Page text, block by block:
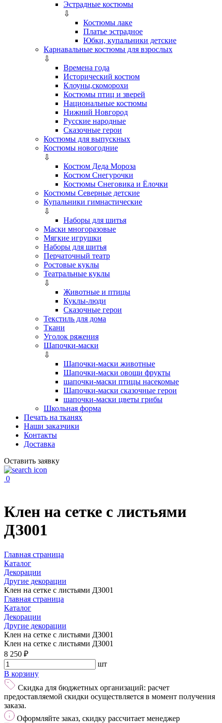
Эстрадные костюмы
⇩
Костюмы лаке
Платье эстрадное
Юбки, купальники детские
Карнавальные костюмы для взрослых
⇩
Времена года
Исторический костюм
Клоуны,скоморохи
Костюмы птиц и зверей
Национальные костюмы
Нижний Новгород
Русские народные
Сказочные герои
Костюмы для выпускных
Костюмы новогодние
⇩
Костюм Деда Мороза
Костюм Снегурочки
Костюмы Снеговика и Ёлочки
Костюмы Северные детские
Купальники гимнастические
⇩
Наборы для шитья
Маски многоразовые
Мягкие игрушки
Наборы для шитья
Перчаточный театр
Ростовые куклы
Театральные куклы
⇩
Животные и птицы
Куклы-люди
Сказочные герои
Текстиль для дома
Ткани
Уголок ряжения
Шапочки-маски
⇩
Шапочки-маски животные
Шапочки-маски овощи фрукты
шапочки-маски птицы насекомые
Шапочки-маски сказочные герои
шапочки-маски цветы грибы
Школьная форма
Печать на тканях
Наши заказчики
Контакты
Доставка
Оставить заявку
0
Клен на сетке с листьями
ДЗ001
Главная страница
Каталог
Декорации
Другие декорации
Клен на сетке с листьями ДЗ001
Главная страница
Каталог
Декорации
Другие декорации
Клен на сетке с листьями ДЗ001
Клен на сетке с листьями ДЗ001
8 250 ₽
шт
В корзину
Скидка для бюджетных организаций: расчет
предоставляемой скидки осуществляется в момент получения
заказа.
Оформляйте заказ, скидку рассчитает менеджер